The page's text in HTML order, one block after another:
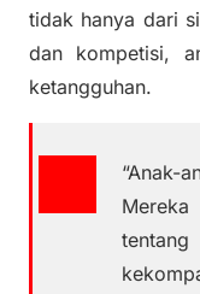
tidak hanya dari
dan kompetisi,
ketangguhan.
“Anak-